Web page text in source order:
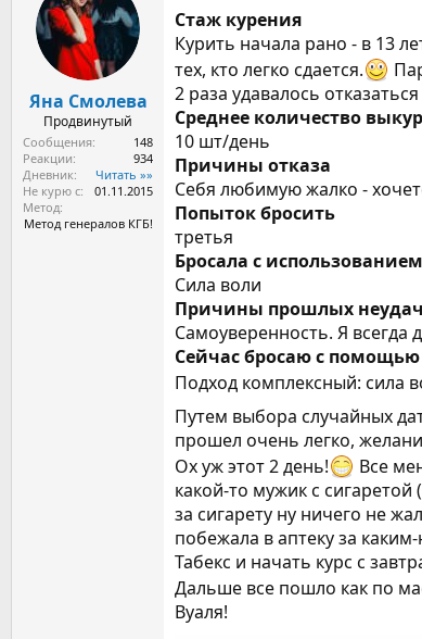
м
Яна Смолева
Продвинутый
Сообщения
148
Реакции
934
Дневник
Читать »»
Не курю с
01.11.2015
Метод
Метод генералов КГБ!
Стаж курения
Курить начала рано - в 13
тех, кто легко сдается.
2 раза удавалось
Среднее количество
10 шт/день
Причины отказа
Себя любимую жалко -
Попыток бросить
третья
Бросала с
Сила воли
Причины прошлых неудач
Самоуверенность. Я всегда
Сейчас бросаю с помощью
Подход комплексный: сила
Путем выбора случайных
прошел очень легко,
Ох уж этот 2 день!
Все
какой-то мужик с
за сигарету ну ничего не
побежала в аптеку за
Табекс и начать курс с
Дальше все пошло как по
Вуаля!